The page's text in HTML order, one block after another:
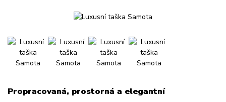
Propracovaná, prostorná a elegantní